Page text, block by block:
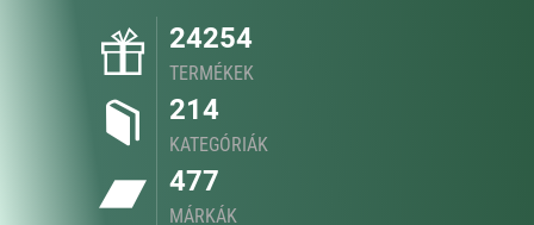
24254
TERMÉKEK
214
KATEGÓRIÁK
477
MÁRKÁK